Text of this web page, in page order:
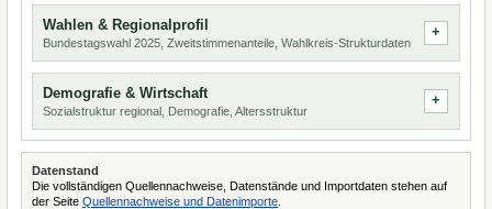
Wahlen & Regionalprofil
Bundestagswahl 2025, Zweitstimmenanteile, Wahlkreis-Strukturdaten
Demografie & Wirtschaft
Sozialstruktur regional, Demografie, Altersstruktur
Datenstand
Die vollständigen Quellennachweise, Datenstände und Importdaten stehen auf
der Seite Quellennachweise und Datenimporte